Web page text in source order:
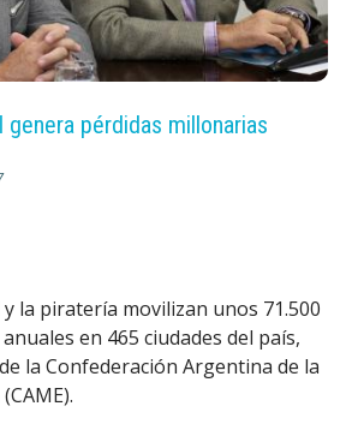
genera pérdidas millonarias
y la piratería movilizan unos 71.500
en 465 ciudades del país,
la Confederación Argentina de la